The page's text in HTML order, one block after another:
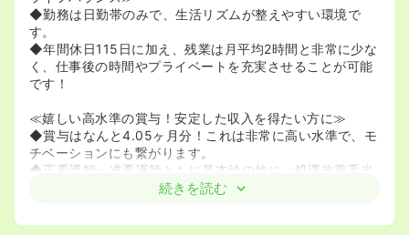
◆勤務は日勤帯のみで、生活リズムが整えやすい環境で
す。
◆年間休日115日に加え、残業は月平均2時間と非常に少な
く、仕事後の時間やプライベートを充実させることが可能
です！
≪嬉しい高水準の賞与！安定した収入を得たい方に≫
◆賞与はなんと4.05ヶ月分！これは非常に高い水準で、モ
チベーションにも繋がります。
◆正看護師・准看護師ともに基本給の他に、処遇改善手当
と特定業務手当が毎月支給されます。
≪マイカー通勤OK！ストレスフリーな通勤環境≫
続きを読む